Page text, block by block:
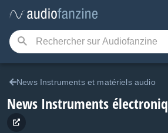
News Instruments et matériels audio
News Instruments